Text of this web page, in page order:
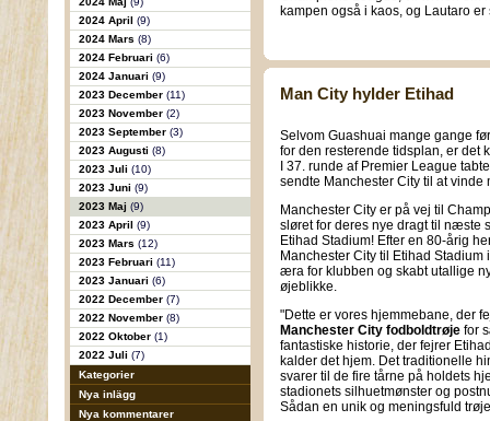
2024 April (9)
2024 Mars (8)
2024 Februari (6)
2024 Januari (9)
2023 December (11)
2023 November (2)
2023 September (3)
2023 Augusti (8)
2023 Juli (10)
2023 Juni (9)
2023 Maj (9)
2023 April (9)
2023 Mars (12)
2023 Februari (11)
2023 Januari (6)
2022 December (7)
2022 November (8)
2022 Oktober (1)
2022 Juli (7)
Kategorier
Nya inlägg
Nya kommentarer
kampen også i kaos, og Lautaro
Man City hylder Etihad
Selvom Guashuai mange gange
for den resterende tidsplan, er det
I 37. runde af Premier League
sendte Manchester City til at
Manchester City er på vej til
sløret for deres nye dragt til næste
Etihad Stadium! Efter en 80-årig
Manchester City til Etihad
æra for klubben og skabt utallige
øjeblikke.
"Dette er vores hjemmebane, der
Manchester City fodboldtrøje for
fantastiske historie, der fejrer
kalder det hjem. Det traditionelle
svarer til de fire tårne på holdets
stadionets silhuetmønster og
Sådan en unik og meningsfuld